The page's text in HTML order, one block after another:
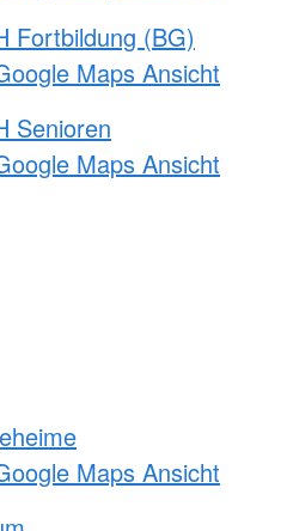
Fortbildung (BG)
Maps Ansicht
Senioren
Maps Ansicht
Maps Ansicht